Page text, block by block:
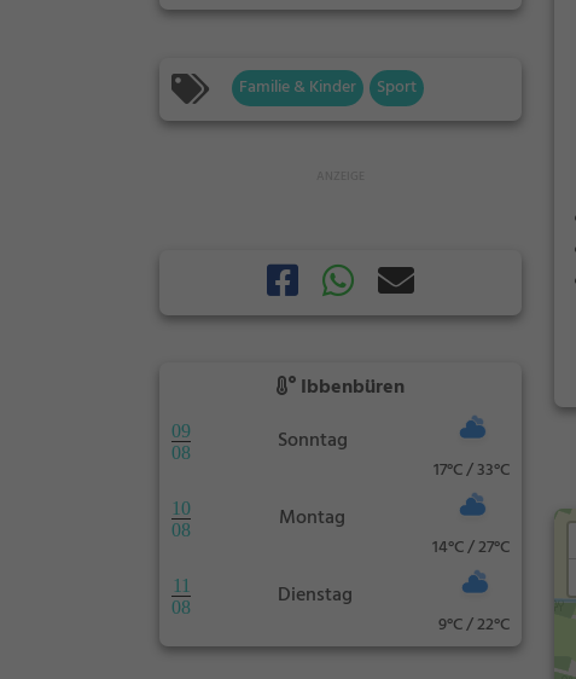
Familie & Kinder Sport
Ibbenbüren
09
08
Sonntag
17°C / 33°C
10
08
Montag
14°C / 27°C
11
08
Dienstag
9°C / 22°C